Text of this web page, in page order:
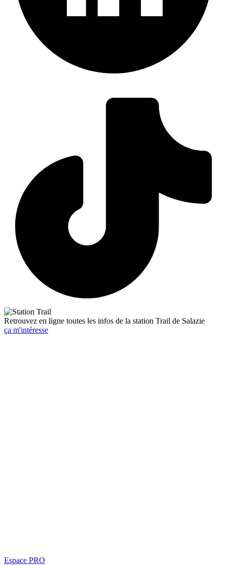
Retrouvez en ligne toutes les infos de la station Trail de Salazie
ça m'intéresse
Espace PRO